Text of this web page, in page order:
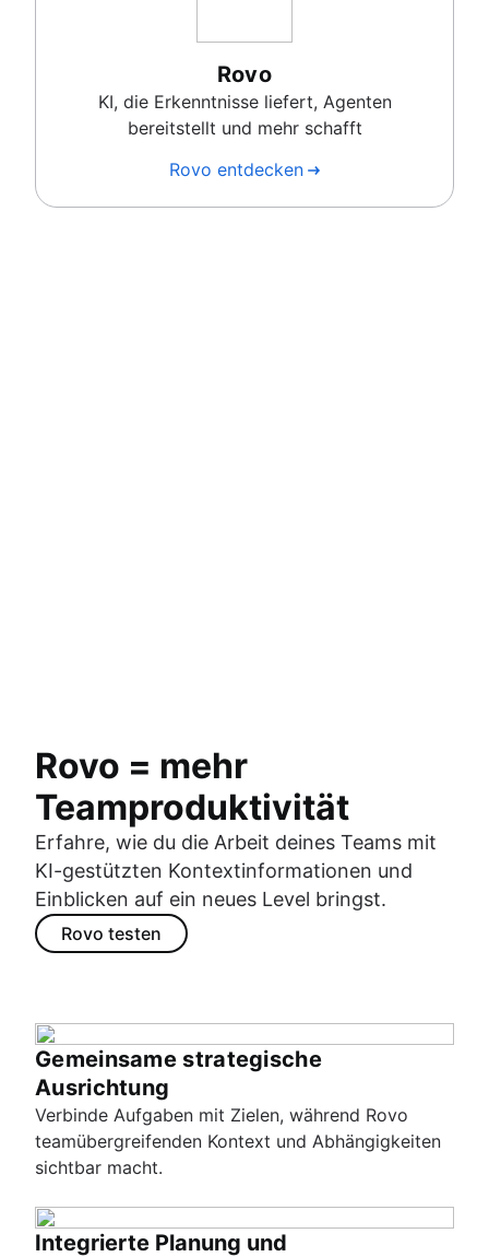
Rovo
KI, die Erkenntnisse liefert, Agenten
bereitstellt und mehr schafft
Rovo entdecken
Rovo = mehr
Teamproduktivität
Erfahre, wie du die Arbeit deines Teams mit
KI-gestützten Kontextinformationen und
Einblicken auf ein neues Level bringst.
Rovo testen
Gemeinsame strategische
Ausrichtung
Verbinde Aufgaben mit Zielen, während Rovo
teamübergreifenden Kontext und Abhängigkeiten
sichtbar macht.
Integrierte Planung und